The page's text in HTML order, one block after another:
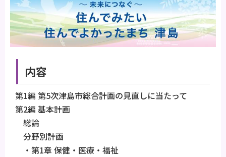
内容
第1編 第5次津島市総合計画の見直しに当たって
第2編 基本計画
総論
分野別計画
・第1章 保健・医療・福祉